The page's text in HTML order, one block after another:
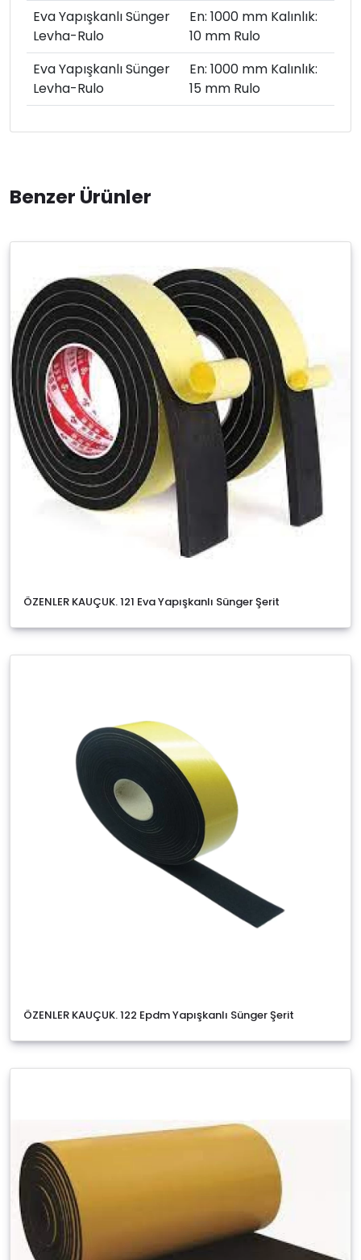
Eva Yapışkanlı Sünger
Levha-Rulo
En: 1000 mm Kalınlık:
10 mm Rulo
Eva Yapışkanlı Sünger
Levha-Rulo
En: 1000 mm Kalınlık:
15 mm Rulo
Benzer Ürünler
ÖZENLER KAUÇUK. 121 Eva Yapışkanlı Sünger Şerit
ÖZENLER KAUÇUK. 122 Epdm Yapışkanlı Sünger Şerit